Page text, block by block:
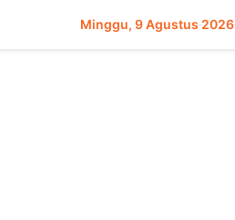
Minggu 9 Agustus 2026